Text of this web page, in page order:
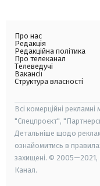
Про нас
Редакція
Редакційна політика
Про телеканал
Телеведучі
Вакансії
Структура власності
Всі комерційні
"Спецпроєкт",
Детальніше щодо
ознайомитись в
захищені. © 2005—2021,
Канал.